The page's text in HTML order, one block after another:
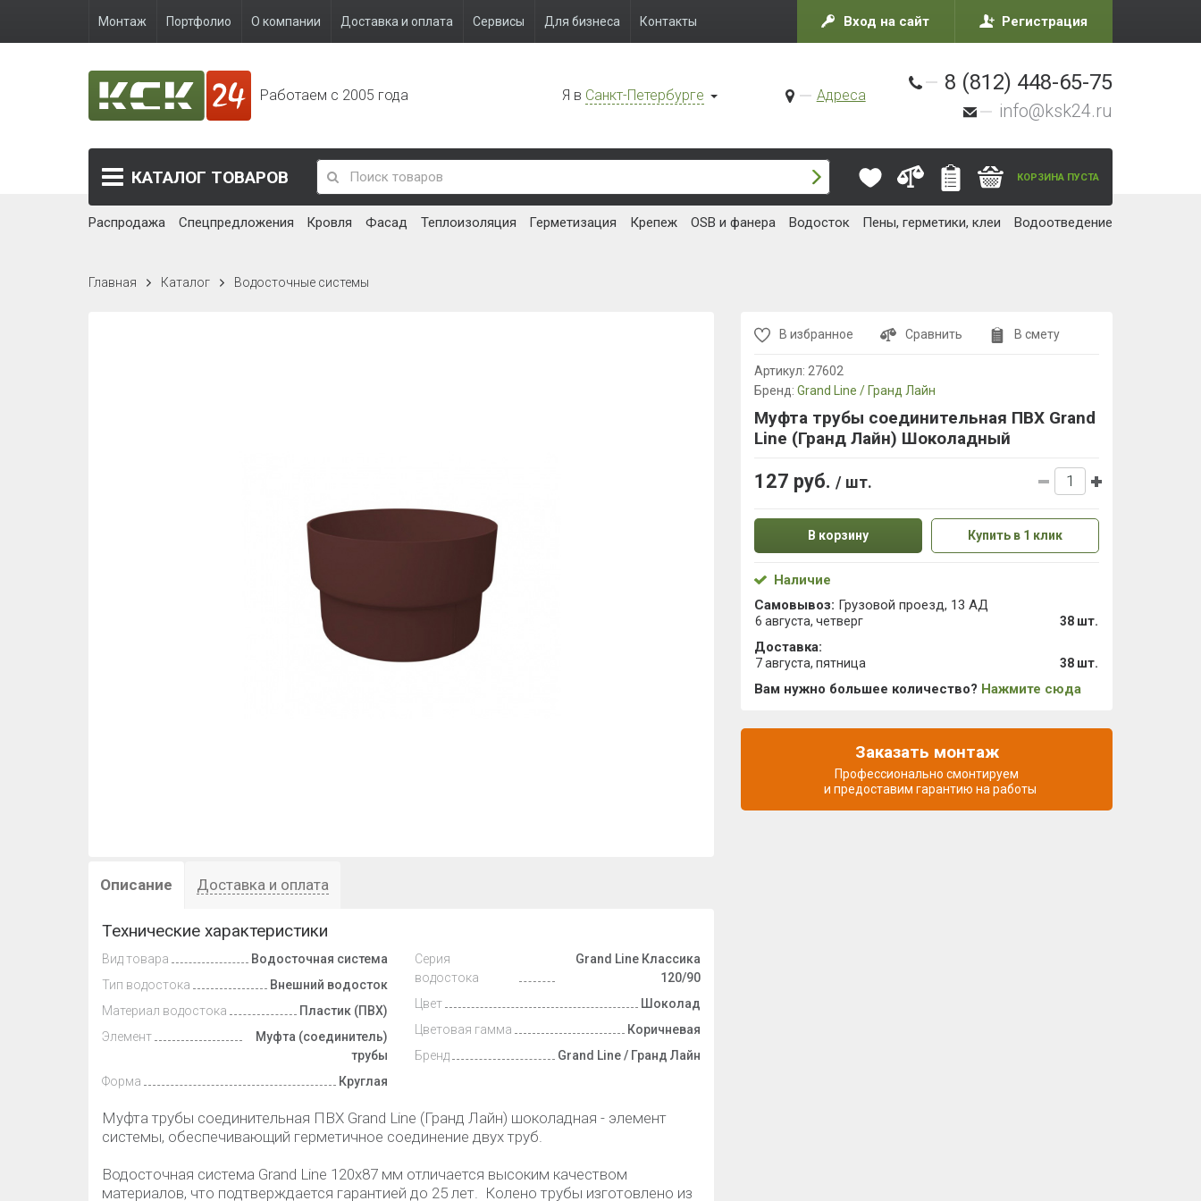
Монтаж Портфолио О компании Доставка и оплата Сервисы Для бизнеса Контакты Вход на сайт Регистрация
Работаем с 2005 года Я в Санкт-Петербурге Адреса
8 (812) 448-65-75
info@ksk24.ru
КАТАЛОГ ТОВАРОВ КОРЗИНА ПУСТА
Распродажа Спецпредложения Кровля Фасад Теплоизоляция Герметизация Крепеж OSB и фанера Водосток Пены, герметики, клеи Водоотведение
Главная Каталог Водосточные системы
Описание Доставка и оплата
Технические характеристики
Вид товара
Водосточная система
Тип водостока
Внешний водосток
Материал водостока
Пластик (ПВХ)
Элемент
Муфта (соединитель)
трубы
Форма
Круглая
Серия
водостока
Grand Line Классика
120/90
Цвет
Шоколад
Цветовая гамма
Коричневая
Бренд
Grand Line / Гранд Лайн
Муфта трубы соединительная ПВХ Grand Line (Гранд Лайн) шоколадная - элемент
системы, обеспечивающий герметичное соединение двух труб.
Водосточная система Grand Line 120х87 мм отличается высоким качеством
материалов, что подтверждается гарантией до 25 лет. Колено трубы изготовлено из
В избранное Сравнить В смету
Артикул: 27602
Бренд: Grand Line / Гранд Лайн
Муфта трубы соединительная ПВХ Grand
Line (Гранд Лайн) Шоколадный
127 руб. / шт.
В корзину Купить в 1 клик
Наличие
Самовывоз: Грузовой проезд, 13 АД
6 августа, четверг 38 шт.
Доставка:
7 августа, пятница 38 шт.
Вам нужно большее количество? Нажмите сюда
Заказать монтаж
Профессионально смонтируем
и предоставим гарантию на работы